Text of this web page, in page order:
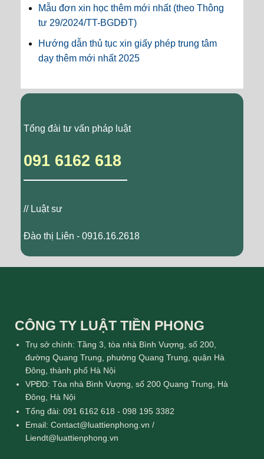
Mẫu đơn xin học thêm mới nhất (theo Thông
tư 29/2024/TT-BGDĐT)
Hướng dẫn thủ tục xin giấy phép trung tâm
dạy thêm mới nhất 2025
Tổng đài tư vấn pháp luật
091 6162 618
// Luật sư
Đào thị Liên - 0916.16.2618
CÔNG TY LUẬT TIỀN PHONG
Trụ sở chính: Tầng 3, tòa nhà Bình Vượng, số 200,
đường Quang Trung, phường Quang Trung, quận Hà
Đông, thành phố Hà Nội
VPĐD: Tòa nhà Bình Vượng, số 200 Quang Trung, Hà
Đông, Hà Nội
Tổng đài: 091 6162 618 - 098 195 3382
Email: Contact@luattienphong.vn /
Liendt@luattienphong.vn